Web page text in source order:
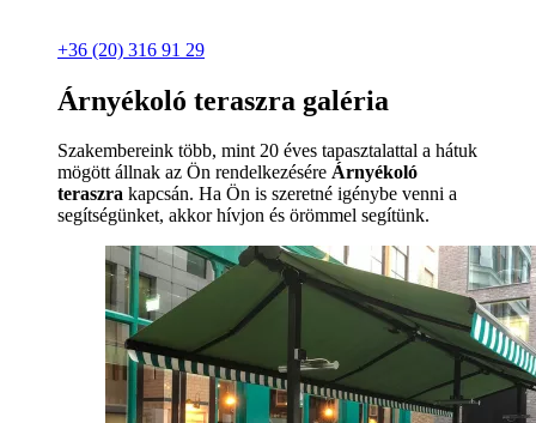
+36 (20) 316 91 29
Árnyékoló teraszra galéria
Szakembereink több, mint 20 éves tapasztalattal a hátuk
mögött állnak az Ön rendelkezésére Árnyékoló
teraszra kapcsán. Ha Ön is szeretné igénybe venni a
segítségünket, akkor hívjon és örömmel segítünk.